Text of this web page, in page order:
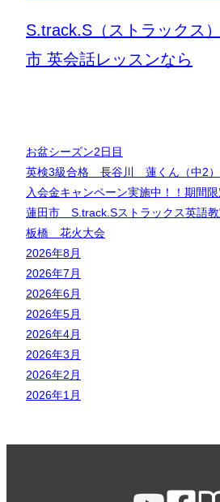
S.track.S（ストラックス
市 英会話レッスンなら
お盆シーズン2日目
英検3級合格 長谷川 蓮くん（中2）
入会金キャンペーン実施中！！期間
蓮田市 S.track.Sストラックス英語
板橋 花火大会
2026年8月
2026年7月
2026年6月
2026年5月
2026年4月
2026年3月
2026年2月
2026年1月